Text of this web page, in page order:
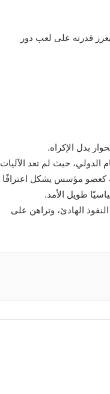
قدرته على لعب دور
بدل الإكراه.
حيث لم تعد الآليات
كعضو مؤسس يشكل اعترافًا
طويل الأمد.
الهادئ، وتراهن على